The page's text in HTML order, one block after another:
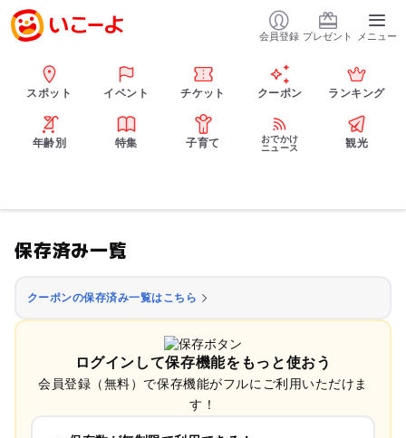
会員登録 プレゼント メニュー
スポット イベント チケット クーポン ランキング
年齢別 特集 子育て
おでかけ
ニュース
観光
保存済み一覧
クーポンの保存済み一覧はこちら
ログインして保存機能をもっと使おう
会員登録（無料）で保存機能がフルにご利用いただけま
す！